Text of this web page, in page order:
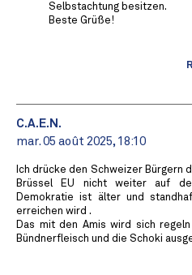
Selbstachtung besitzen.
Beste Grüße!
C.A.E.N.
mar. 05 août 2025, 18:10
Ich drücke den Schweizer Bürgern
Brüssel EU nicht weiter auf
Demokratie ist älter und
erreichen wird .
Das mit den Amis wird sich
Bündnerfleisch und die Schoki